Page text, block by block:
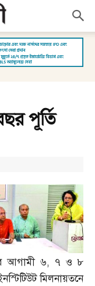
পূর্তি
আগামী ৬, ৭ ও ৮
মিলনায়তনে